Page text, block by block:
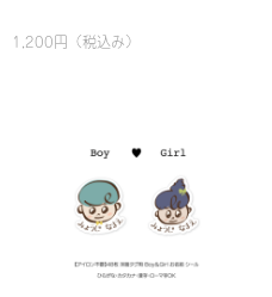
1,200円 （税込み）